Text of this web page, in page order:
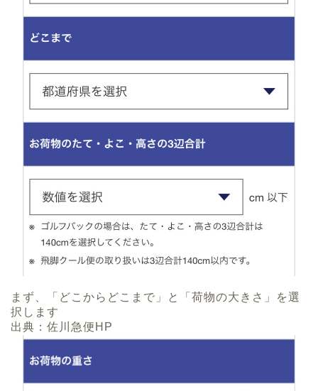
まず、「どこからどこまで」と「荷物の大きさ」を選
択します
出典：佐川急便HP